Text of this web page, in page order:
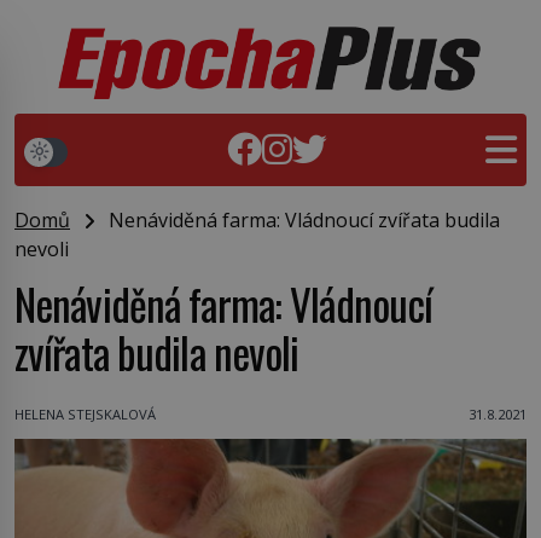
Domů
Nenáviděná farma: Vládnoucí zvířata budila
nevoli
Nenáviděná farma: Vládnoucí
zvířata budila nevoli
HELENA STEJSKALOVÁ 31.8.2021